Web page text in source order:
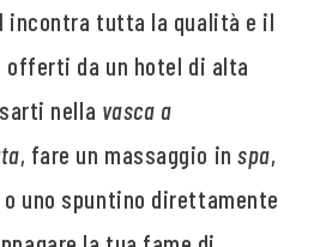
incontra tutta la qualità e il
da un hotel di alta
nella vasca a
, fare un massaggio inspa,
uno spuntino direttamente